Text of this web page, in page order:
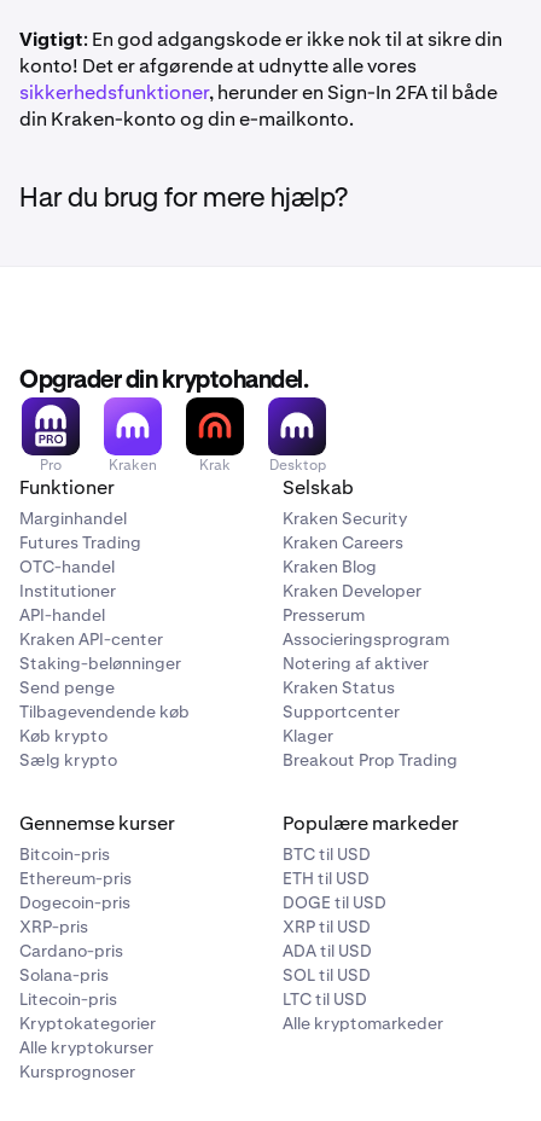
Vigtigt: En god adgangskode er ikke nok til at sikre din
konto! Det er afgørende at udnytte alle vores
sikkerhedsfunktioner, herunder en Sign-In 2FA til både
din Kraken-konto og din e-mailkonto.
Har du brug for mere hjælp?
Opgrader din kryptohandel.
Pro Kraken Krak Desktop
Funktioner
Marginhandel
Futures Trading
OTC-handel
Institutioner
API-handel
Kraken API-center
Staking-belønninger
Send penge
Tilbagevendende køb
Køb krypto
Sælg krypto
Selskab
Kraken Security
Kraken Careers
Kraken Blog
Kraken Developer
Presserum
Associeringsprogram
Notering af aktiver
Kraken Status
Supportcenter
Klager
Breakout Prop Trading
Gennemse kurser
Bitcoin-pris
Ethereum-pris
Dogecoin-pris
XRP-pris
Cardano-pris
Solana-pris
Litecoin-pris
Kryptokategorier
Alle kryptokurser
Kursprognoser
Populære markeder
BTC til USD
ETH til USD
DOGE til USD
XRP til USD
ADA til USD
SOL til USD
LTC til USD
Alle kryptomarkeder